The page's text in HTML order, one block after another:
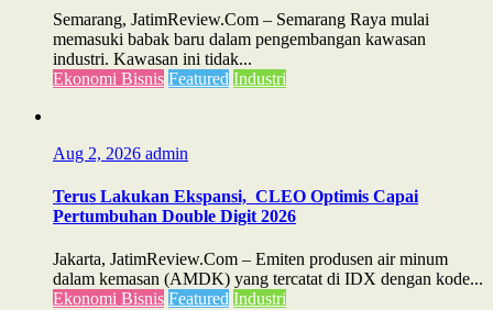
Semarang, JatimReview.Com – Semarang Raya mulai
memasuki babak baru dalam pengembangan kawasan
industri. Kawasan ini tidak...
Ekonomi Bisnis Featured Industri
Aug 2, 2026 admin
Terus Lakukan Ekspansi, CLEO Optimis Capai
Pertumbuhan Double Digit 2026
Jakarta, JatimReview.Com – Emiten produsen air minum
dalam kemasan (AMDK) yang tercatat di IDX dengan kode...
Ekonomi Bisnis Featured Industri